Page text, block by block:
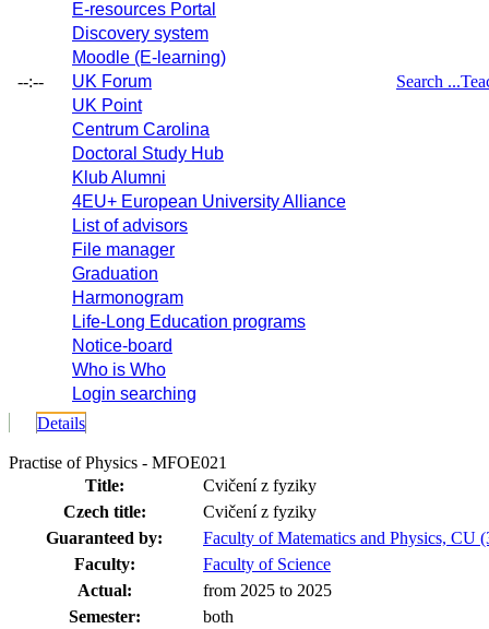
--:--
E-resources Portal
Discovery system
Moodle (E-learning)
UK Forum
UK Point
Centrum Carolina
Doctoral Study Hub
Klub Alumni
4EU+ European University Alliance
List of advisors
File manager
Graduation
Harmonogram
Life-Long Education programs
Notice-board
Who is Who
Login searching
Search ...
Details
Practise of Physics - MFOE021
Title:
Cvičení z fyziky
Czech title:
Cvičení z fyziky
Guaranteed by:
Faculty of Matematics and Physics, CU
Faculty:
Faculty of Science
Actual:
from 2025 to 2025
Semester:
both